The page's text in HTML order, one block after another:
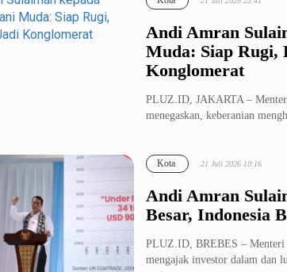
Andi Amran
Muda: Siap Rugi,
Konglomerat
PLUZ.ID, JAKARTA –
menegaskan, keberanian
Andi Amran
Besar, Indonesia
Kota 21 Juli 2026 10:16
PLUZ.ID, BREBES – Menteri
mengajak investor dalam dan